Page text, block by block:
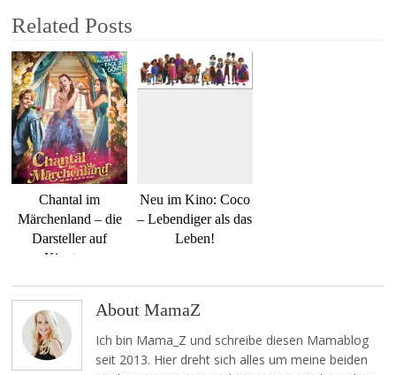
Related Posts
Chantal im
Märchenland – die
Darsteller auf
Kinotour
Neu im Kino: Coco
– Lebendiger als das
Leben!
About MamaZ
Ich bin Mama_Z und schreibe diesen Mamablog
seit 2013. Hier dreht sich alles um meine beiden